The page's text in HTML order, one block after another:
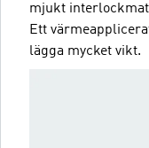
mjukt
Ett
lägga mycket vikt.